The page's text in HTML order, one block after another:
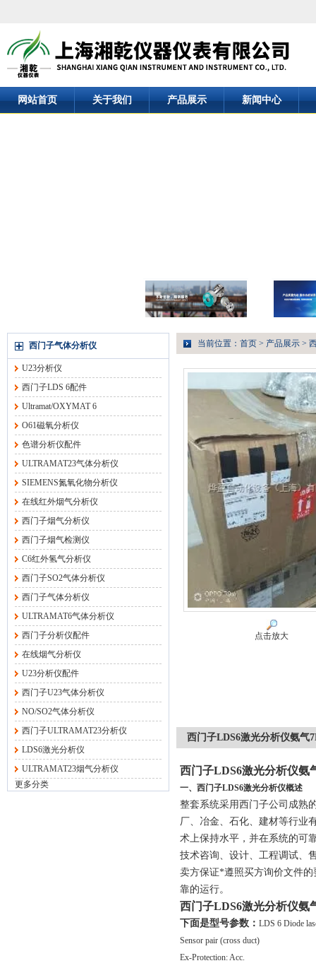
网站首页 关于我们 产品展示 新闻中心
西门子气体分析仪
U23分析仪
西门子LDS 6配件
Ultramat/OXYMAT 6
O61磁氧分析仪
色谱分析仪配件
ULTRAMAT23气体分析仪
SIEMENS氮氧化物分析仪
在线红外烟气分析仪
西门子烟气分析仪
西门子烟气检测仪
C6红外氢气分析仪
西门子SO2气体分析仪
西门子气体分析仪
ULTRAMAT6气体分析仪
西门子分析仪配件
在线烟气分析仪
U23分析仪配件
西门子U23气体分析仪
NO/SO2气体分析仪
西门子ULTRAMAT23分析仪
LDS6激光分析仪
ULTRAMAT23烟气分析仪
更多分类
当前位置： 首页 > 产品展示 >
点击放大
西门子LDS6激光分析仪氨气
西门子LDS6激光分析仪氨
一、西门子LDS6激光分析仪概述
整套系统采用西门子公司成熟
厂、冶金、石化、建材等行业
术上保持水平，并在系统的可
技术咨询、设计、工程调试、
卖方保证*遵照买方询价文件
靠的运行。
西门子LDS6激光分析仪氨
下面是型号参数： LDS 6 Diode
Sensor pair (cross duct)
Ex-Protection: Acc.